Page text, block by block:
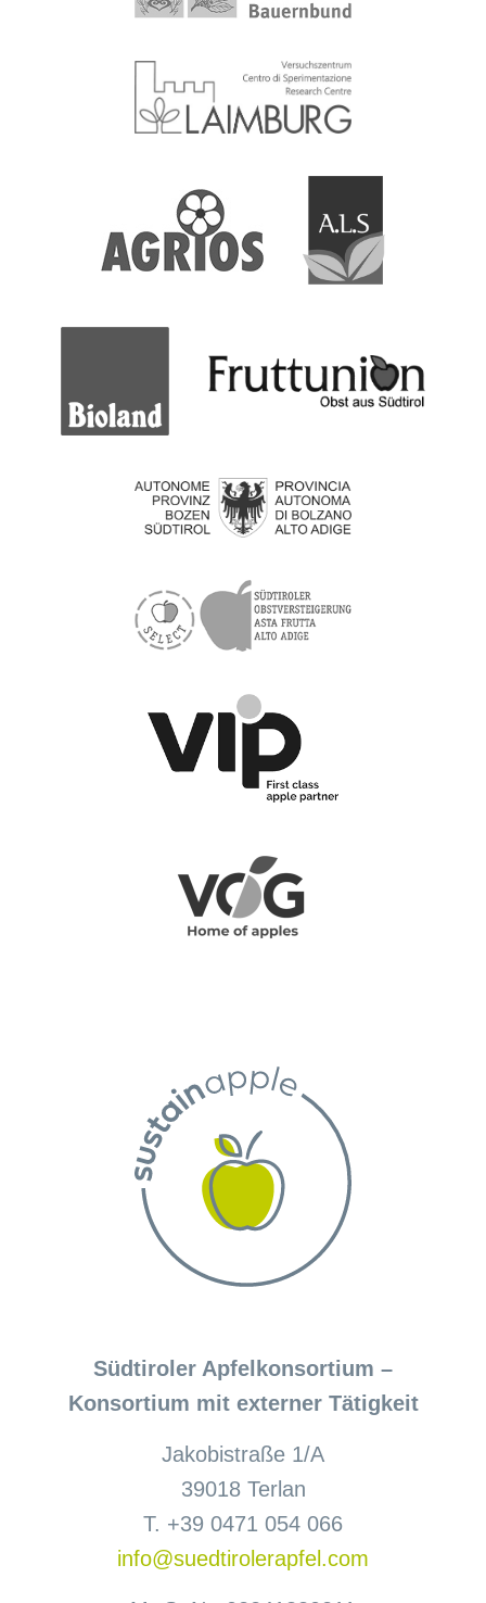
Südtiroler Apfelkonsortium –
Konsortium mit externer Tätigkeit
Jakobistraße 1/A
39018 Terlan
T. +39 0471 054 066
info@suedtirolerapfel.com